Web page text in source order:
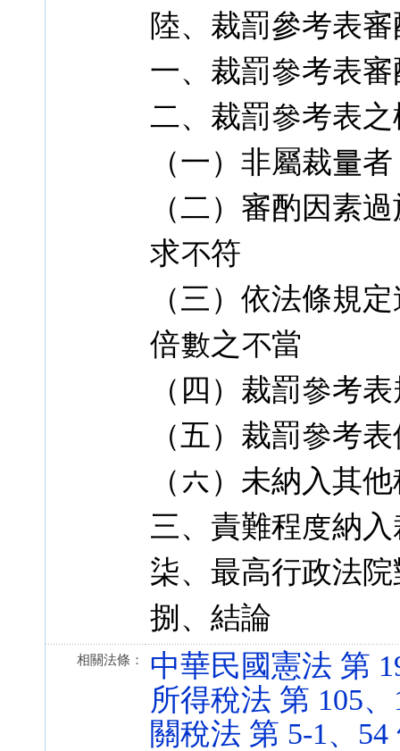
陸、裁罰參考表
一、裁罰參考表
二、裁罰參考表
（一）非屬裁量
（二）審酌因素
求不符
（三）依法條規
倍數之不當
（四）裁罰參考
（五）裁罰參考
（六）未納入其
三、責難程度納
柒、最高行政法
捌、結論
相關法條：
中華民國憲法 第
所得稅法 第 105
關稅法 第 5-1、54